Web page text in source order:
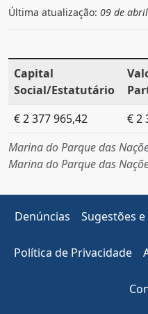
Última atualização: 09 de
Marina do Parque das
Marina do Parque das
Capital
Social/Estatutário
€ 2 377 965,42
€ 2
Denúncias Sugestões
Política de Privacidade